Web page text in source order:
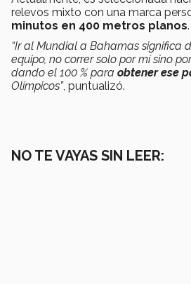
relevos mixto con una marca
minutos en 400 metros planos.
“Ir al Mundial a Bahamas significa
equipo, no correr solo por mí sino
dando el 100 % para obtener ese
Olímpicos”, puntualizó.
NO TE VAYAS SIN LEER: